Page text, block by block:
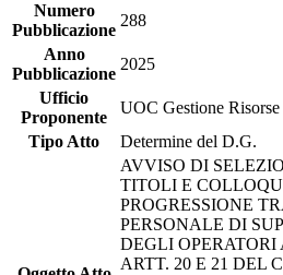
Numero
Pubblicazione
288
Anno
Pubblicazione
2025
Ufficio
Proponente
UOC Gestione
Tipo Atto
Determine del D.G.
AVVISO DI
TITOLI E
PROGRESSIONE
PERSONALE DI
DEGLI
ARTT. 20 E 21 DEL